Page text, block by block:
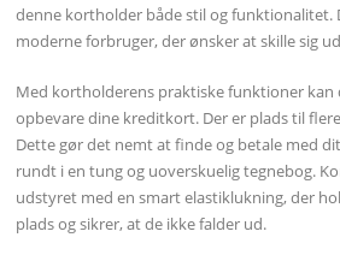
denne kortholder både stil og funktionalitet.
moderne forbruger, der ønsker at skille sig
Med kortholderens praktiske funktioner kan
opbevare dine kreditkort. Der er plads til
Dette gør det nemt at finde og betale med
rundt i en tung og uoverskuelig tegnebog.
udstyret med en smart elastiklukning, der
plads og sikrer, at de ikke falder ud.